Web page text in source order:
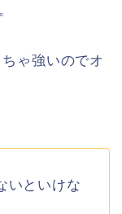
ゃ強いのでオ
いといけな